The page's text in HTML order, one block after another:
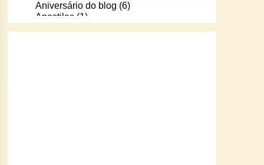
Aniversário do blog (6)
Apostilas (1)